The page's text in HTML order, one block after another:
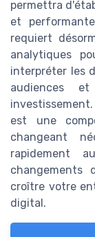
permettra
et
requiert
analytiques
interpréter les
audiences
est une
changeant
rapidement
changements
croître votre
digital.